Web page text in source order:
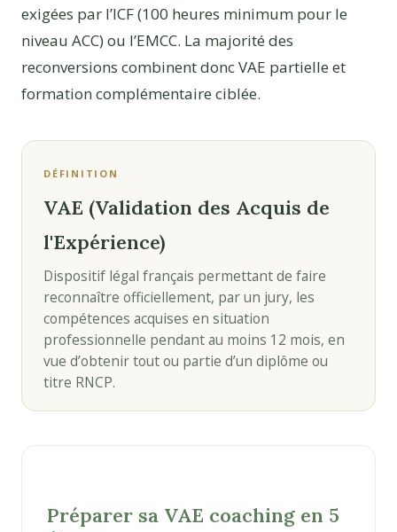
exigées par l’ICF (100 heures minimum pour le
niveau ACC) ou l’EMCC. La majorité des
reconversions combinent donc VAE partielle et
formation complémentaire ciblée.
DÉFINITION
VAE (Validation des Acquis de
l'Expérience)
Dispositif légal français permettant de faire
reconnaître officiellement, par un jury, les
compétences acquises en situation
professionnelle pendant au moins 12 mois, en
vue d’obtenir tout ou partie d’un diplôme ou
titre RNCP.
Préparer sa VAE coaching en 5